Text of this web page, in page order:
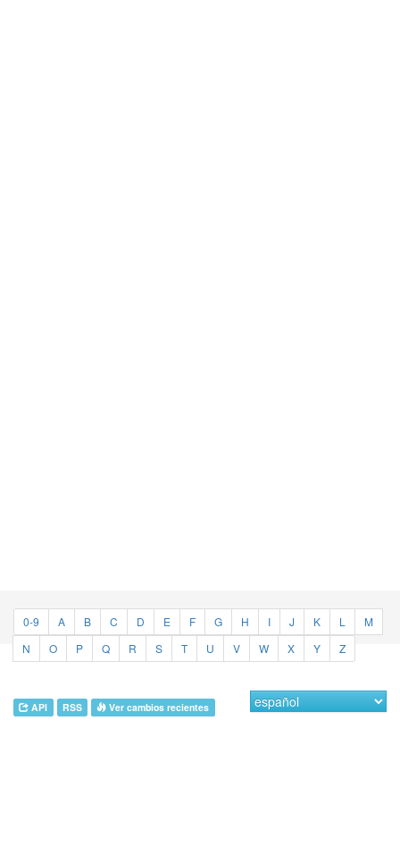
0-9 A B C D E F G H I J K L
M
N
O P Q R S T U V W X Y Z
API RSS Ver cambios recientes